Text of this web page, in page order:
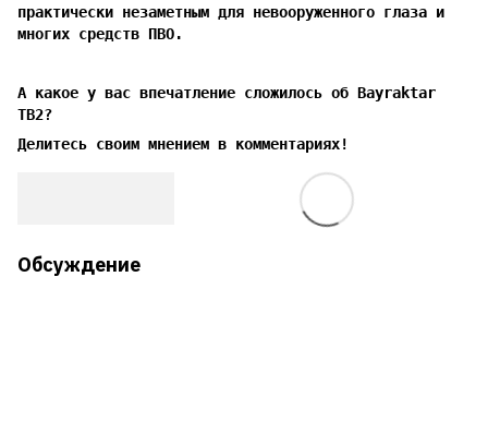
практически незаметным для невооруженного глаза и
многих средств ПВО.
А какое у вас впечатление сложилось об Bayraktar
TB2?
Делитесь своим мнением в комментариях!
Обсуждение